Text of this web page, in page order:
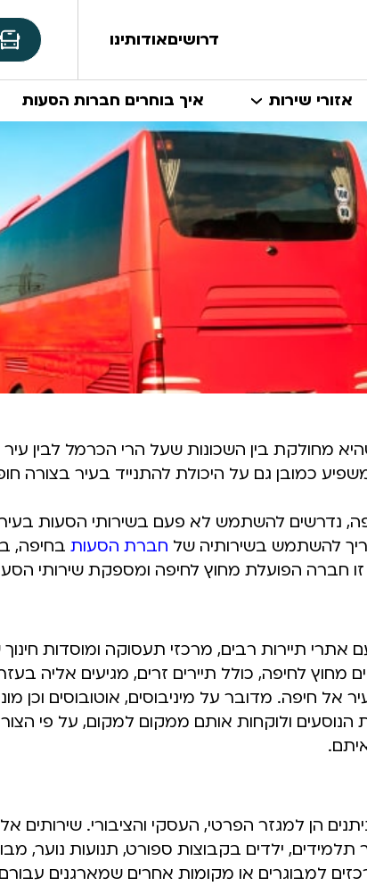
דרושיםאודותינו
אזורי שירות איך בוחרים חברות הסעות
מחולקת בין השכונות שעל הרי הכרמל לבין עיר
כמובן גם על היכולת להתנייד בעיר בצורה
נדרשים להשתמש לא פעם בשירותי הסעות בעיר,
להשתמש בשירותיה של חברת הסעות בחיפה,
חברה הפועלת מחוץ לחיפה ומספקת שירותי
אתרי תיירות רבים, מרכזי תעסוקה ומוסדות חינוך
מחוץ לחיפה, כולל תיירים זרים, מגיעים אליה
אל חיפה. מדובר על מיניבוסים, אוטובוסים וכן
הנוסעים ולוקחות אותם ממקום למקום, על פי
הן למגזר הפרטי, העסקי והציבורי. שירותים
תלמידים, ילדים בקבוצות ספורט, תנועות נוער,
למבוגרים או מקומות אחרים שמארגנים